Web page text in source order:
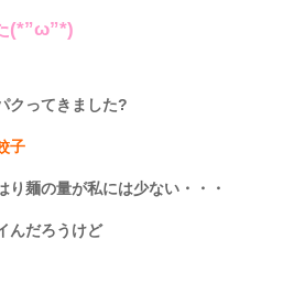
(*”ω”*)
クってきました?
子
り麺の量が私には少ない・・・
んだろうけど